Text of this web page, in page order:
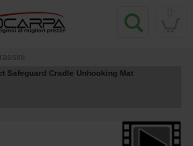
Safeguard Cradle Unhooking Mat